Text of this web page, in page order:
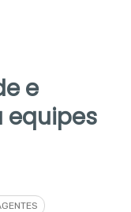
e
equipes